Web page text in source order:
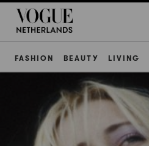
FASHION BEAUTY LIVING